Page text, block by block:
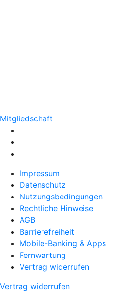
Mitgliedschaft
Impressum
Datenschutz
Nutzungsbedingungen
Rechtliche Hinweise
AGB
Barrierefreiheit
Mobile-Banking & Apps
Fernwartung
Vertrag widerrufen
Vertrag widerrufen